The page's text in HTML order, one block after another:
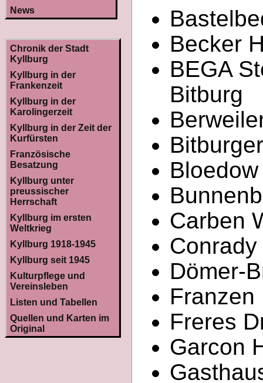
News
Chronik der Stadt
Kyllburg
Kyllburg in der
Frankenzeit
Kyllburg in der
Karolingerzeit
Kyllburg in der Zeit der
Kurfürsten
Französische
Besatzung
Kyllburg unter
preussischer
Herrschaft
Kyllburg im ersten
Weltkrieg
Kyllburg 1918-1945
Kyllburg seit 1945
Kulturpflege und
Vereinsleben
Listen und Tabellen
Quellen und Karten im
Original
Becker
BEGA
Bitburg
Carben
Dömer-
Franzen
Freres
Garcon